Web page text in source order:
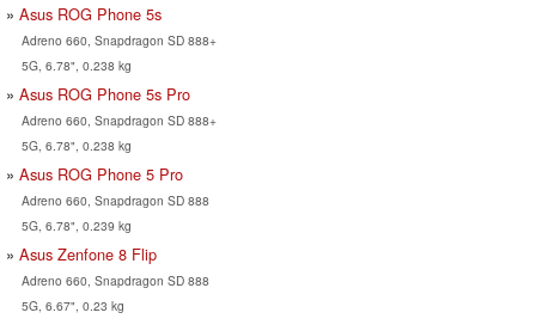
Asus ROG Phone 5s
Adreno 660, Snapdragon SD 888+
5G, 6.78", 0.238 kg
Asus ROG Phone 5s Pro
Adreno 660, Snapdragon SD 888+
5G, 6.78", 0.238 kg
Asus ROG Phone 5 Pro
Adreno 660, Snapdragon SD 888
5G, 6.78", 0.239 kg
Asus Zenfone 8 Flip
Adreno 660, Snapdragon SD 888
5G, 6.67", 0.23 kg